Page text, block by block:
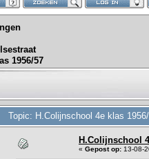
1956/57
Topic: H.Colijnschool 4e klas
H.Colijnschool
« Gepost op: 13-08-